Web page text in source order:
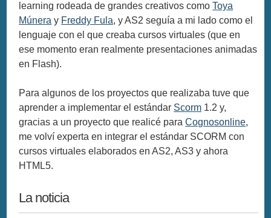
learning rodeada de grandes creativos comoToya
Múnera y Freddy Fula, y AS2 seguía a mi lado como el
lenguaje con el que creaba cursos virtuales (que en
ese momento eran realmente presentaciones animadas
en Flash).
Para algunos de los proyectos que realizaba tuve que
aprender a implementar el estándar Scorm 1.2 y,
gracias a un proyecto que realicé paraCognosonline,
me volví experta en integrar el estándar SCORM con
cursos virtuales elaborados en AS2, AS3 y ahora
HTML5.
La noticia